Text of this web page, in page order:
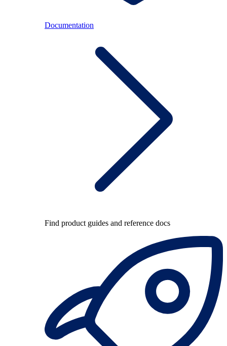
Documentation
Find product guides and reference docs